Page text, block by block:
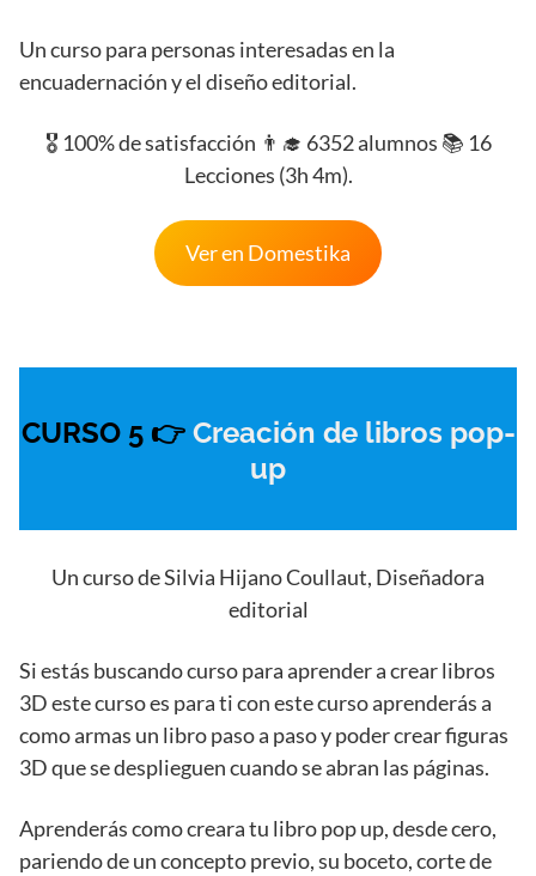
Un curso para personas interesadas en la
encuadernación y el diseño editorial.
🎖️ 100% de satisfacción 👨‍🎓 6352 alumnos 📚 16
Lecciones (3h 4m).
Ver en Domestika
CURSO 5 👉 Creación de libros pop-
up
Un curso de Silvia Hijano Coullaut, Diseñadora
editorial
Si estás buscando curso para aprender a crear libros
3D este curso es para ti con este curso aprenderás a
como armas un libro paso a paso y poder crear figuras
3D que se desplieguen cuando se abran las páginas.
Aprenderás como creara tu libro pop up, desde cero,
pariendo de un concepto previo, su boceto, corte de